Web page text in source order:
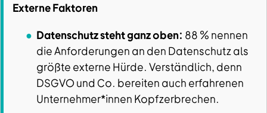
Externe Faktoren
Datenschutz steht ganz oben: 88 % nennen
die Anforderungen an den Datenschutz als
größte externe Hürde. Verständlich, denn
DSGVO und Co. bereiten auch erfahrenen
Unternehmer*innen Kopfzerbrechen.